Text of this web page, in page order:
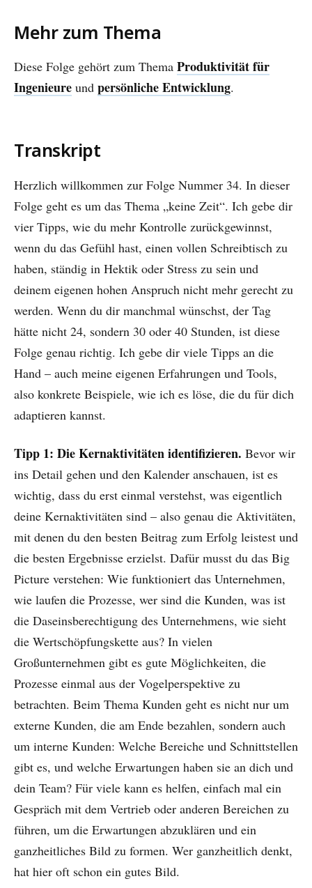
Mehr zum Thema
Diese Folge gehört zum Thema Produktivität für
Ingenieure und persönliche Entwicklung.
Transkript
Herzlich willkommen zur Folge Nummer 34. In dieser
Folge geht es um das Thema „keine Zeit“. Ich gebe dir
vier Tipps, wie du mehr Kontrolle zurückgewinnst,
wenn du das Gefühl hast, einen vollen Schreibtisch zu
haben, ständig in Hektik oder Stress zu sein und
deinem eigenen hohen Anspruch nicht mehr gerecht zu
werden. Wenn du dir manchmal wünschst, der Tag
hätte nicht 24, sondern 30 oder 40 Stunden, ist diese
Folge genau richtig. Ich gebe dir viele Tipps an die
Hand – auch meine eigenen Erfahrungen und Tools,
also konkrete Beispiele, wie ich es löse, die du für dich
adaptieren kannst.
Tipp 1: Die Kernaktivitäten identifizieren. Bevor wir
ins Detail gehen und den Kalender anschauen, ist es
wichtig, dass du erst einmal verstehst, was eigentlich
deine Kernaktivitäten sind – also genau die Aktivitäten,
mit denen du den besten Beitrag zum Erfolg leistest und
die besten Ergebnisse erzielst. Dafür musst du das Big
Picture verstehen: Wie funktioniert das Unternehmen,
wie laufen die Prozesse, wer sind die Kunden, was ist
die Daseinsberechtigung des Unternehmens, wie sieht
die Wertschöpfungskette aus? In vielen
Großunternehmen gibt es gute Möglichkeiten, die
Prozesse einmal aus der Vogelperspektive zu
betrachten. Beim Thema Kunden geht es nicht nur um
externe Kunden, die am Ende bezahlen, sondern auch
um interne Kunden: Welche Bereiche und Schnittstellen
gibt es, und welche Erwartungen haben sie an dich und
dein Team? Für viele kann es helfen, einfach mal ein
Gespräch mit dem Vertrieb oder anderen Bereichen zu
führen, um die Erwartungen abzuklären und ein
ganzheitliches Bild zu formen. Wer ganzheitlich denkt,
hat hier oft schon ein gutes Bild.